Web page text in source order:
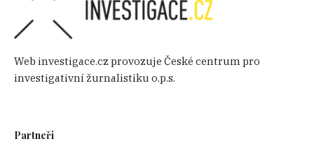
Web investigace.cz provozuje České centrum pro
investigativní žurnalistiku o.p.s.
Partneři